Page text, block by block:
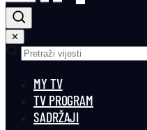
✕
MY TV
TV PROGRAM
SADRŽAJI